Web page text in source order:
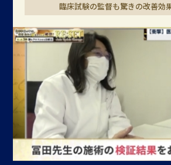
臨床試験の監督も驚きの改善効